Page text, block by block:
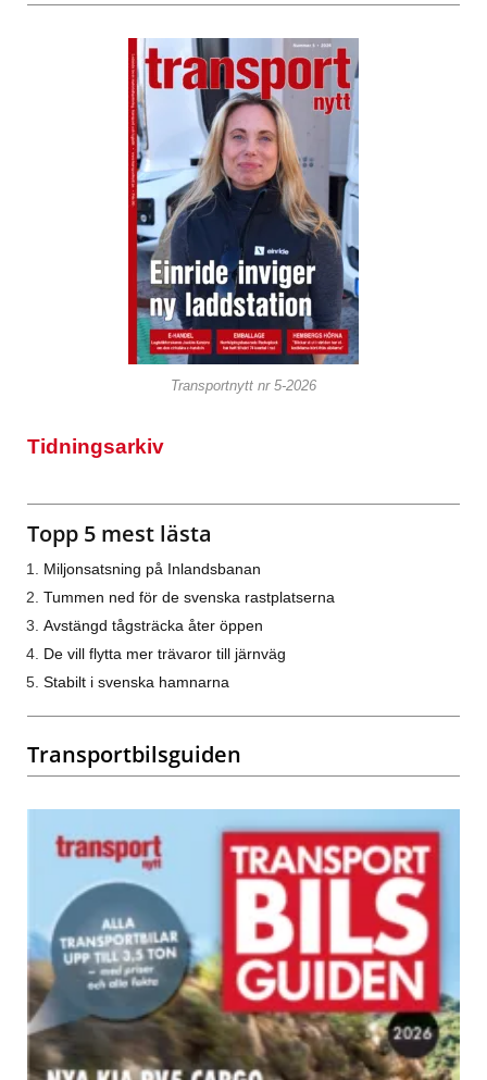
Transportnytt nr 5-2026
Tidningsarkiv
Topp 5 mest lästa
Miljonsatsning på Inlandsbanan
Tummen ned för de svenska rastplatserna
Avstängd tågsträcka åter öppen
De vill flytta mer trävaror till järnväg
Stabilt i svenska hamnarna
Transportbilsguiden